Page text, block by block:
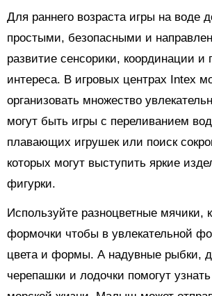
Для раннего возраста игры на воде
простыми, безопасными и
развитие сенсорики, координации и
интереса. В игровых центрах Intex
организовать множество
могут быть игры с переливанием
плавающих игрушек или поиск
которых могут выступить яркие
фигурки.
Используйте разноцветные мячики,
формочки чтобы в увлекательной
цвета и формы. А надувные рыбки,
черепашки и лодочки помогут